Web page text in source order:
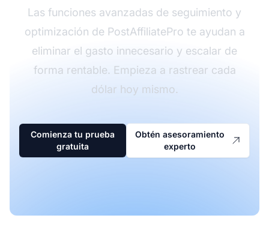
Las funciones avanzadas de seguimiento y
optimización de PostAffiliatePro te ayudan a
eliminar el gasto innecesario y escalar de
forma rentable. Empieza a rastrear cada
dólar hoy mismo.
Comienza tu prueba
gratuita
Obtén asesoramiento
experto